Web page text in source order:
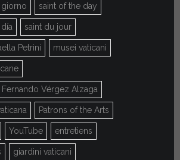
saint of the day
saint du jour
Petrini musei vaticani
Fernando Vérgez Alzaga
Patrons of the Arts
YouTube entretiens
giardini vaticani